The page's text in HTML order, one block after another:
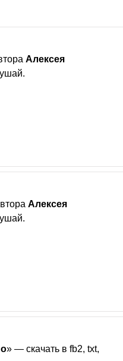
Алексея
Алексея
» — скачать в fb2, txt,